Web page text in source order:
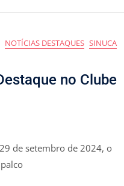
NOTÍCIAS DESTAQUES SINUCA
no Clube
de setembro de 2024, o